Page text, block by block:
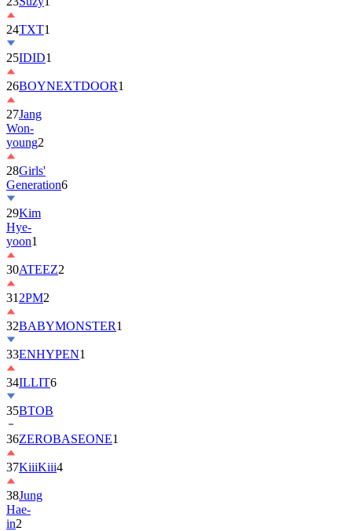
24TXT1
25IDID1
26BOYNEXTDOOR1
27Jang
Won-
young2
28Girls'
Generation6
29Kim
Hye-
yoon1
30ATEEZ2
31 2PM2
32BABYMONSTER1
33ENHYPEN1
34ILLIT6
35BTOB
36ZEROBASEONE1
37KiiiKiii4
38Jung
Hae-
in2